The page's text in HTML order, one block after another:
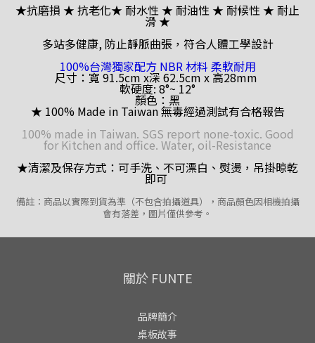
★抗磨損 ★ 抗老化★ 耐水性 ★ 耐油性 ★ 耐候性 ★ 耐止
滑 ★
多站多健康, 防止靜脈曲張，符合人體工學設計
100%台灣獨家配方 NBR 材料 柔軟耐用
尺寸：寬 91.5cm x深 62.5cm x 高28mm
軟硬度: 8°~ 12°
顏色：黑
★ 100% Made in Taiwan 無毒經過測試有合格報告
100% made in Taiwan. SGS report none-toxic. Good
for Kitchen and office. Water, oil-Resistance
★清潔及保存方式：可手洗、不可漂白、熨燙，吊掛晾乾
即可
備註：商品以實際到貨為準（不包含拍攝道具）， 商品顏色因相機拍攝
會有落差，圖片僅供參考。
關於 FUNTE
品牌簡介
桌板故事